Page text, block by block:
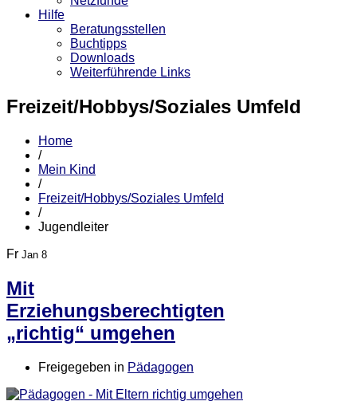
Hilfe
Beratungsstellen
Buchtipps
Downloads
Weiterführende Links
Freizeit/Hobbys/Soziales Umfeld
Home
/
Mein Kind
/
Freizeit/Hobbys/Soziales Umfeld
/
Jugendleiter
Fr Jan 8
Mit
Erziehungsberechtigten
„richtig“ umgehen
Freigegeben in Pädagogen